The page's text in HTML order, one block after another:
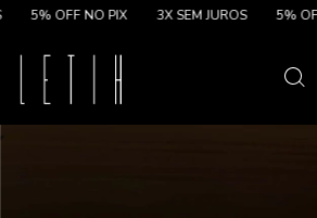
5% OFF NO PIX 3X SEM JUROS 5% OFF